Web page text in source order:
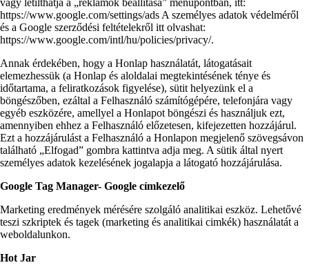
https://www.google.com/settings/ads A személyes adatok védelméről
és a Google szerződési feltételekről itt olvashat:
https://www.google.com/intl/hu/policies/privacy/.
Annak érdekében, hogy a Honlap használatát, látogatásait
elemezhessük (a Honlap és aloldalai megtekintésének ténye és
időtartama, a feliratkozások figyelése), sütit helyezünk el a
böngészőben, ezáltal a Felhasználó számítógépére, telefonjára vagy
egyéb eszközére, amellyel a Honlapot böngészi és használjuk ezt,
amennyiben ehhez a Felhasználó előzetesen, kifejezetten hozzájárul.
Ezt a hozzájárulást a Felhasználó a Honlapon megjelenő szövegsávon
található „Elfogad” gombra kattintva adja meg. A sütik által nyert
személyes adatok kezelésének jogalapja a látogató hozzájárulása.
Google Tag Manager- Google címkezelő
Marketing eredmények mérésére szolgáló analitikai eszköz. Lehetővé
teszi szkriptek és tagek (marketing és analitikai cimkék) használatát a
weboldalunkon.
Hot Jar